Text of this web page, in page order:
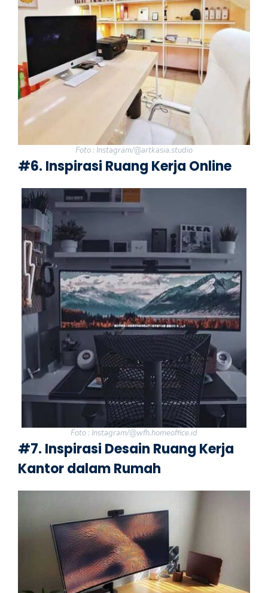
Foto : Instagram/@artkasia.studio
#6. Inspirasi Ruang Kerja Online
Foto : Instagram/@wfh.homeoffice.id
#7. Inspirasi Desain Ruang Kerja
Kantor dalam Rumah